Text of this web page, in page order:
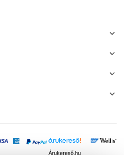
Árukereső.hu